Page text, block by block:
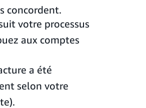
concordent.
votre processus
aux comptes
a été
selon votre